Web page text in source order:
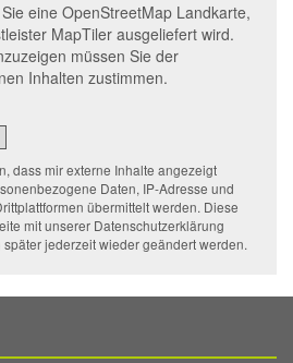
eine OpenStreetMap Landkarte,
MapTiler ausgeliefert wird.
müssen Sie der
Inhalten zustimmen.
dass mir externe Inhalte angezeigt
Daten, IP-Adresse und
übermittelt werden. Diese
mit unserer Datenschutzerklärung
jederzeit wieder geändert werden.